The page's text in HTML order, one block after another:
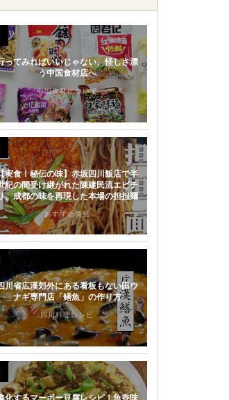
ってみればいいじゃない、怪しさ漂
う中国食材店へ
中国食材について
実食！秘伝の味】赤坂四川飯店で半
紀の間受け継がれた陳建民流エビチ
、成都の味を再現した本場の担担麺
おすすめ商品
川省広漢郊外にある看板もない田ウ
ナギ専門店「鳝魚」の作り方
四川料理レシピ
化するマーボー豆腐レシピ！魚香味